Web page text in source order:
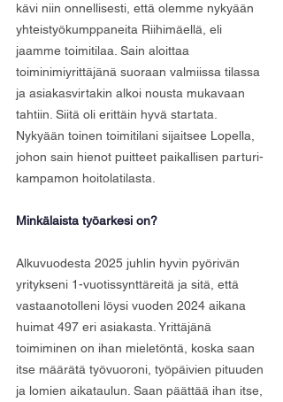
kävi niin onnellisesti, että olemme nykyään
yhteistyökumppaneita Riihimäellä, eli
jaamme toimitilaa. Sain aloittaa
toiminimiyrittäjänä suoraan valmiissa tilassa
ja asiakasvirtakin alkoi nousta mukavaan
tahtiin. Siitä oli erittäin hyvä startata.
Nykyään toinen toimitilani sijaitsee Lopella,
johon sain hienot puitteet paikallisen parturi-
kampamon hoitolatilasta.
Minkälaista työarkesi on?
Alkuvuodesta 2025 juhlin hyvin pyörivän
yritykseni 1-vuotissynttäreitä ja sitä, että
vastaanotolleni löysi vuoden 2024 aikana
huimat 497 eri asiakasta. Yrittäjänä
toimiminen on ihan mieletöntä, koska saan
itse määrätä työvuoroni, työpäivien pituuden
ja lomien aikataulun. Saan päättää ihan itse,